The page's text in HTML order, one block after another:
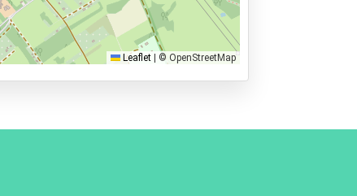
Leaflet © OpenStreetMap